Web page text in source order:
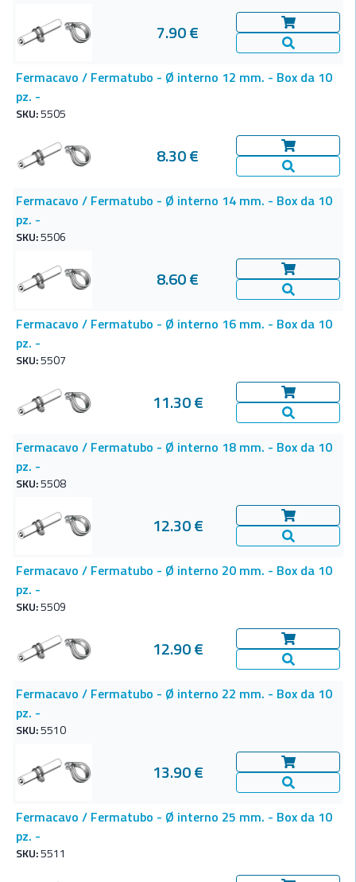
7.90 €
Aggiungi al
Vedi Dettagli
Fermacavo / Fermatubo - Ø interno 12 mm. - Box da 10
pz. -
SKU:5505
8.30 €
Aggiungi al
Vedi Dettagli
Fermacavo / Fermatubo - Ø interno 14 mm. - Box da 10
pz. -
SKU:5506
8.60 €
Aggiungi al
Vedi Dettagli
Fermacavo / Fermatubo - Ø interno 16 mm. - Box da 10
pz. -
SKU:5507
11.30 €
Aggiungi al
Vedi Dettagli
Fermacavo / Fermatubo - Ø interno 18 mm. - Box da 10
pz. -
SKU:5508
12.30 €
Aggiungi al
Vedi Dettagli
Fermacavo / Fermatubo - Ø interno 20 mm. - Box da 10
pz. -
SKU:5509
12.90 €
Aggiungi al
Vedi Dettagli
Fermacavo / Fermatubo - Ø interno 22 mm. - Box da 10
pz. -
SKU:5510
13.90 €
Aggiungi al
Vedi Dettagli
Fermacavo / Fermatubo - Ø interno 25 mm. - Box da 10
pz. -
SKU:5511